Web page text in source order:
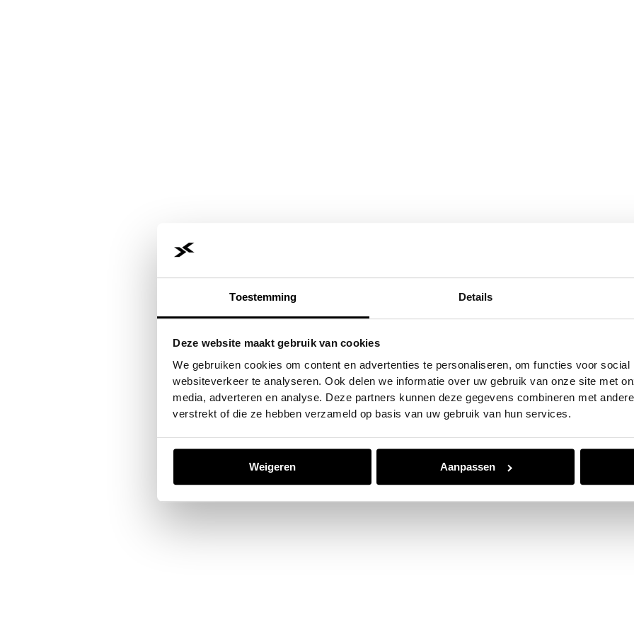
Toestemming Details
Deze website maakt gebruik van cookies
We gebruiken cookies om content en advertenties te personaliseren, om functies voor
websiteverkeer te analyseren. Ook delen we informatie over uw gebruik van onze site met
media, adverteren en analyse. Deze partners kunnen deze gegevens combineren met
verstrekt of die ze hebben verzameld op basis van uw gebruik van hun services.
Weigeren Aanpassen
Application error: aclient-side exception has occurred while loadingwww.jvk.nl(see the